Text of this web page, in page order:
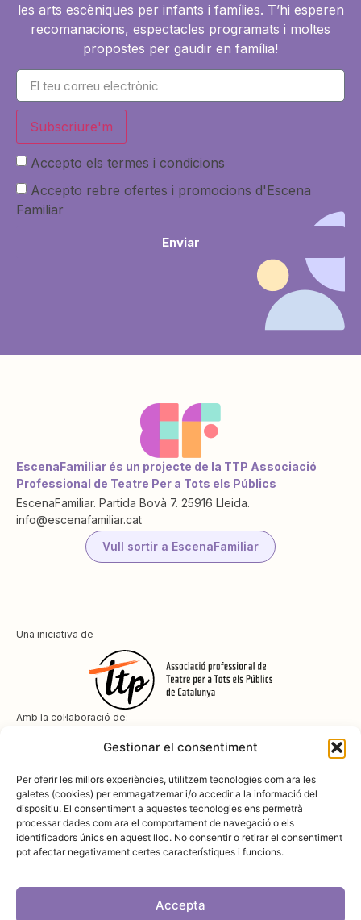
Gestionar el consentiment
Per oferir les millors experiències, utilitzem tecnologies com ara les
galetes (cookies) per emmagatzemar i/o accedir a la informació del
dispositiu. El consentiment a aquestes tecnologies ens permetrà
processar dades com ara el comportament de navegació o els
identificadors únics en aquest lloc. No consentir o retirar el consentiment
pot afectar negativament certes característiques i funcions.
Accepta
les arts escèniques per infants i famílies. T’hi esperen
recomanacions, espectacles programats i moltes
propostes per gaudir en família!
Subscriure'm
Accepto els termes i condicions
Accepto rebre ofertes i promocions d'Escena
Familiar
Enviar
EscenaFamiliar és un projecte de la TTP Associació
Professional de Teatre Per a Tots els Públics
EscenaFamiliar. Partida Bovà 7. 25916 Lleida.
info@escenafamiliar.cat
Vull sortir a EscenaFamiliar
Una iniciativa de
Amb la col·laboració de:
Amb el suport de